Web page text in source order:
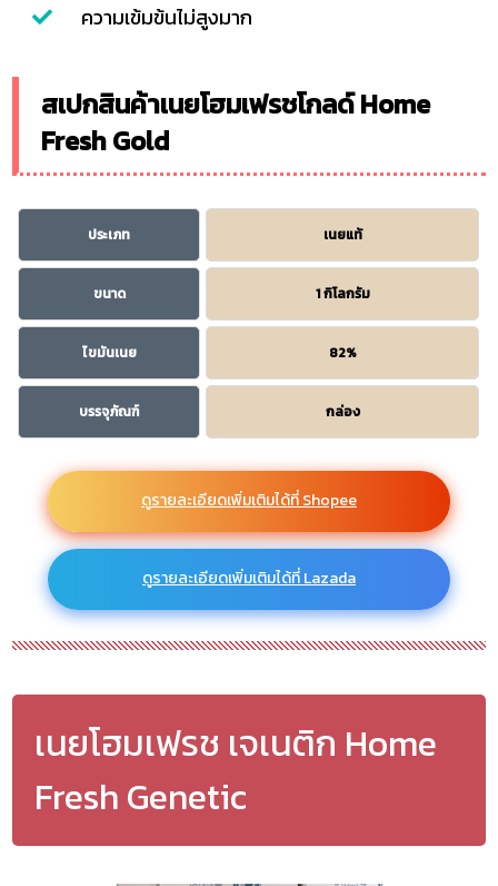
ความเข้มข้นไม่สูงมาก
สเปกสินค้าเนยโฮมเฟรชโกลด์ Home
Fresh Gold
ประเภท เนยแท้
ขนาด 1 กิโลกรัม
ไขมันเนย 82%
บรรจุภัณฑ์ กล่อง
ดูรายละเอียดเพิ่มเติมได้ที่ Shopee
ดูรายละเอียดเพิ่มเติมได้ที่ Lazada
เนยโฮมเฟรช เจเนติก Home
Fresh Genetic